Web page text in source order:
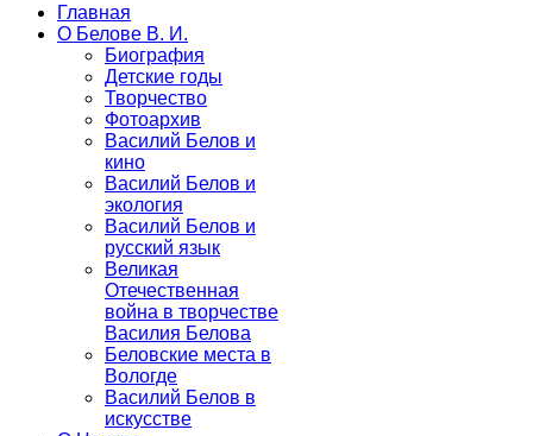
Главная
О Белове В. И.
Биография
Детские годы
Творчество
Фотоархив
Василий Белов и
кино
Василий Белов и
экология
Василий Белов и
русский язык
Великая
Отечественная
война в творчестве
Василия Белова
Беловские места в
Вологде
Василий Белов в
искусстве